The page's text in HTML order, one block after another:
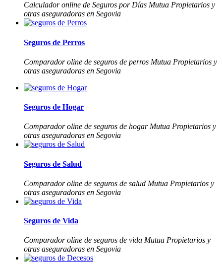
Calculador online de Seguros por Días Mutua Propietarios y
otras aseguradoras en Segovia
Seguros de Perros
Comparador oline de seguros de perros Mutua Propietarios y
otras aseguradoras en Segovia
Seguros de Hogar
Comparador oline de seguros de hogar Mutua Propietarios y
otras aseguradoras en Segovia
Seguros de Salud
Comparador oline de seguros de salud Mutua Propietarios y
otras aseguradoras en Segovia
Seguros de Vida
Comparador oline de seguros de vida Mutua Propietarios y
otras aseguradoras en Segovia